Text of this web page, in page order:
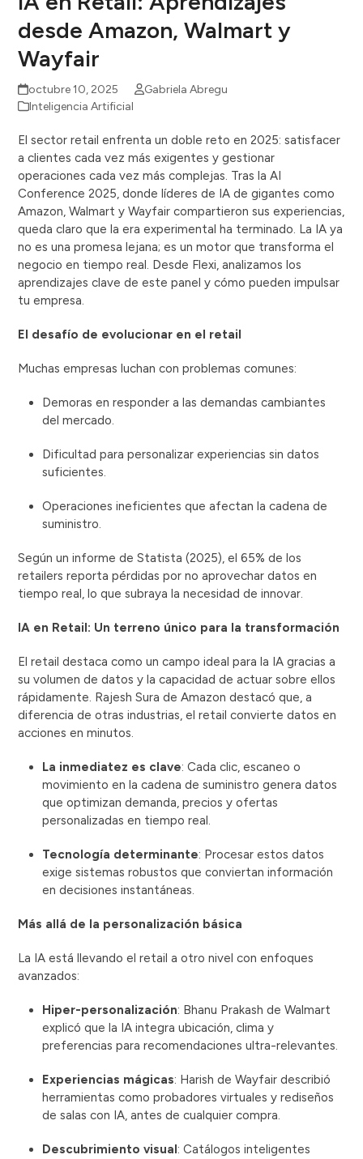
desde Amazon, Walmart y
Wayfair
octubre 10, 2025
Gabriela Abregu
Inteligencia Artificial
El sector retail enfrenta un doble reto en 2025: satisfacer
a clientes cada vez más exigentes y gestionar
operaciones cada vez más complejas. Tras la AI
Conference 2025, donde líderes de IA de gigantes como
Amazon, Walmart y Wayfair compartieron sus experiencias,
queda claro que la era experimental ha terminado. La IA ya
no es una promesa lejana; es un motor que transforma el
negocio en tiempo real. Desde Flexi, analizamos los
aprendizajes clave de este panel y cómo pueden impulsar
tu empresa.
El desafío de evolucionar en el retail
Muchas empresas luchan con problemas comunes:
Demoras en responder a las demandas cambiantes
del mercado.
Dificultad para personalizar experiencias sin datos
suficientes.
Operaciones ineficientes que afectan la cadena de
suministro.
Según un informe de Statista (2025), el 65% de los
retailers reporta pérdidas por no aprovechar datos en
tiempo real, lo que subraya la necesidad de innovar.
IA en Retail: Un terreno único para la transformación
El retail destaca como un campo ideal para la IA gracias a
su volumen de datos y la capacidad de actuar sobre ellos
rápidamente. Rajesh Sura de Amazon destacó que, a
diferencia de otras industrias, el retail convierte datos en
acciones en minutos.
La inmediatez es clave: Cada clic, escaneo o
movimiento en la cadena de suministro genera datos
que optimizan demanda, precios y ofertas
personalizadas en tiempo real.
Tecnología determinante: Procesar estos datos
exige sistemas robustos que conviertan información
en decisiones instantáneas.
Más allá de la personalización básica
La IA está llevando el retail a otro nivel con enfoques
avanzados:
Hiper-personalización: Bhanu Prakash de Walmart
explicó que la IA integra ubicación, clima y
preferencias para recomendaciones ultra-relevantes.
Experiencias mágicas: Harish de Wayfair describió
herramientas como probadores virtuales y rediseños
de salas con IA, antes de cualquier compra.
Descubrimiento visual: Catálogos inteligentes